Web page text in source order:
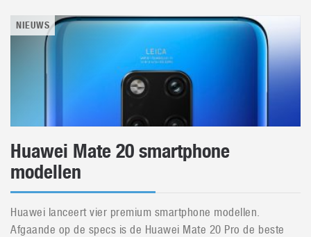
NIEUWS
Huawei Mate 20 smartphone
modellen
Huawei lanceert vier premium smartphone modellen.
Afgaande op de specs is de Huawei Mate 20 Pro de beste